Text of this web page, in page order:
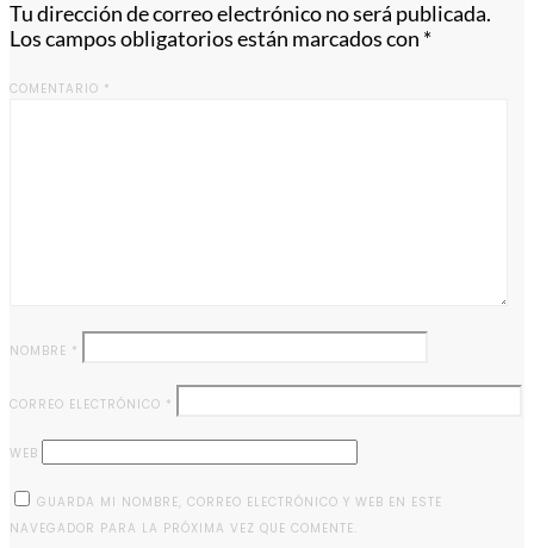
Tu dirección de correo electrónico no será publicada.
Los campos obligatorios están marcados con *
COMENTARIO *
NOMBRE *
CORREO ELECTRÓNICO *
WEB
GUARDA MI NOMBRE, CORREO ELECTRÓNICO Y WEB EN ESTE
NAVEGADOR PARA LA PRÓXIMA VEZ QUE COMENTE.